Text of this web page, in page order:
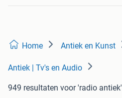
Home Antiek en Kunst
Antiek | Tv's en Audio
949 resultaten voor 'radio antiek'